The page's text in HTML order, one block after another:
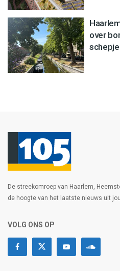
over
schepje
De streekomroep van Haarlem,
de hoogte van het laatste nieuws uit
VOLG ONS OP